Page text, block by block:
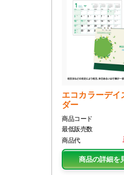
エコカラーデイ
ダー
商品コード
最低販売数
商品代
商品の詳細を